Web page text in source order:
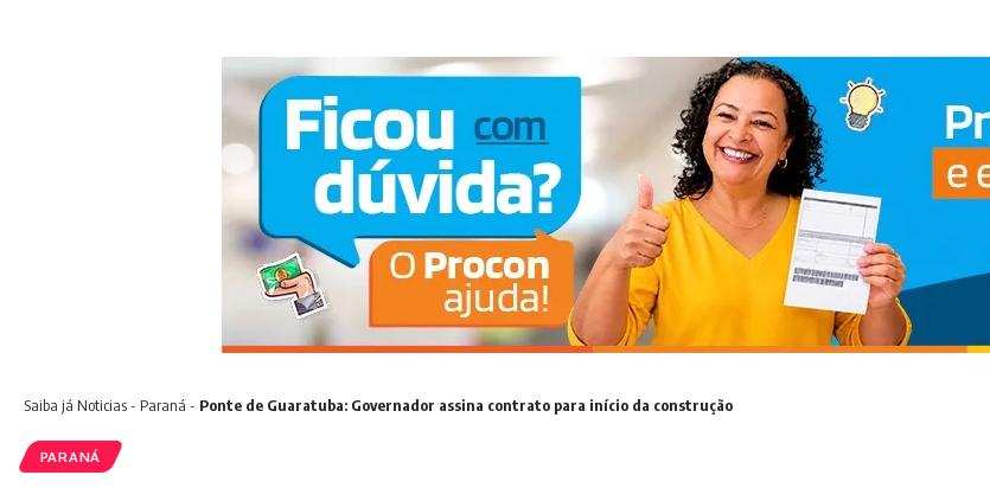
Saiba já Noticias- Paraná - Ponte de Guaratuba: Governador assina contrato para início da construção
PARANÁ